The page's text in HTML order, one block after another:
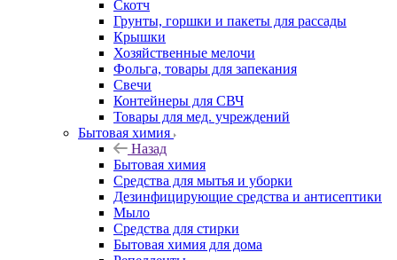
Скотч
Грунты, горшки и пакеты для рассады
Крышки
Хозяйственные мелочи
Фольга, товары для запекания
Свечи
Контейнеры для СВЧ
Товары для мед. учреждений
Бытовая химия
Назад
Бытовая химия
Средства для мытья и уборки
Дезинфицирующие средства и антисептики
Мыло
Средства для стирки
Бытовая химия для дома